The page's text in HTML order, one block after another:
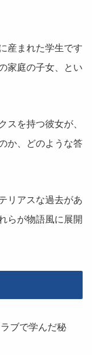
産まれた学生です
家庭の子女、とい
スを持つ彼女が、
か、どのような答
リアスな過去があ
らが物語風に展開
ブで学んだ秘